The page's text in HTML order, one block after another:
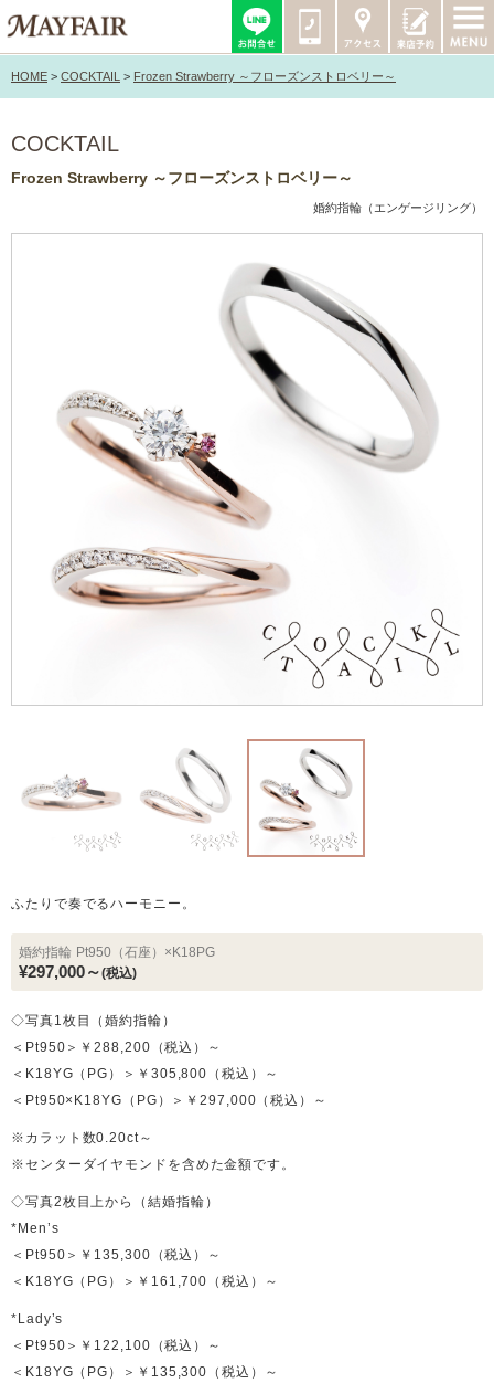
HOME > COCKTAIL > Frozen Strawberry ～フローズンストロベリー～
COCKTAIL
Frozen Strawberry ～フローズンストロベリー～
婚約指輪（エンゲージリング）
ふたりで奏でるハーモニー。
婚約指輪 Pt950（石座）×K18PG
¥297,000～(税込)
◇写真1枚目（婚約指輪）
＜Pt950＞￥288,200（税込）～
＜K18YG（PG）＞￥305,800（税込）～
＜Pt950×K18YG（PG）＞￥297,000（税込）～
※カラット数0.20ct～
※センターダイヤモンドを含めた金額です。
◇写真2枚目上から（結婚指輪）
*Men’s
＜Pt950＞￥135,300（税込）～
＜K18YG（PG）＞￥161,700（税込）～
*Lady’s
＜Pt950＞￥122,100（税込）～
＜K18YG（PG）＞￥135,300（税込）～